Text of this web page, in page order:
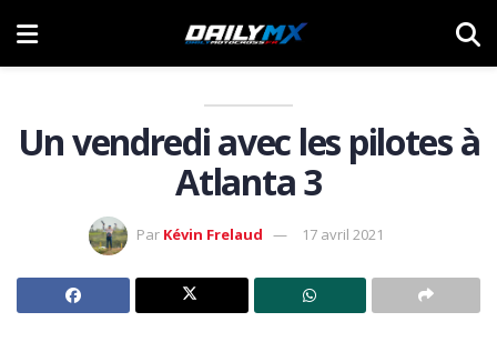
Un vendredi avec les pilotes à
Atlanta 3
Par Kévin Frelaud 17 avril 2021